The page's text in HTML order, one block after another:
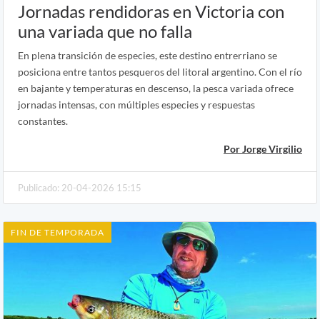
Jornadas rendidoras en Victoria con
una variada que no falla
En plena transición de especies, este destino entrerriano se
posiciona entre tantos pesqueros del litoral argentino. Con el río
en bajante y temperaturas en descenso, la pesca variada ofrece
jornadas intensas, con múltiples especies y respuestas
constantes.
Por Jorge Virgilio
Publicado: 20-04-2026 15:15
FIN DE TEMPORADA